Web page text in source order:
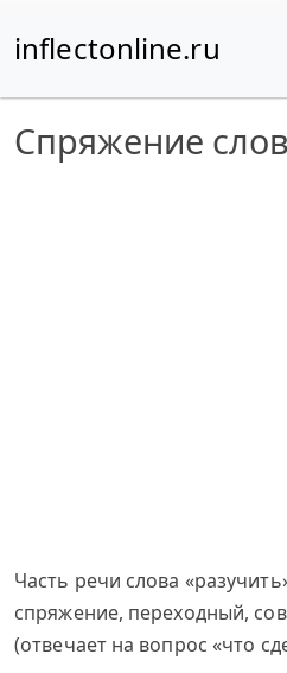
inflectonline.ru
Спряжение
Часть речи слова
спряжение, переходный,
(отвечает на вопрос «что